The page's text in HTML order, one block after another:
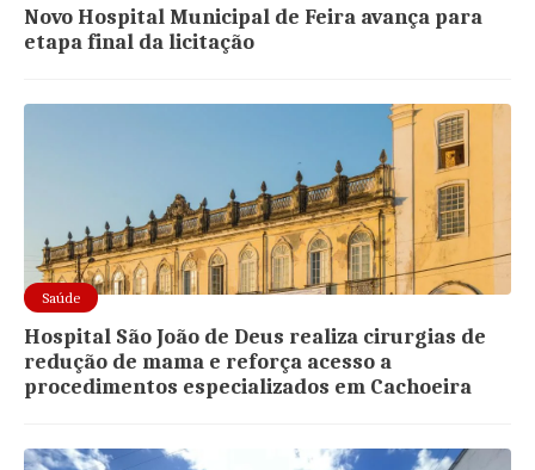
Novo Hospital Municipal de Feira avança para
etapa final da licitação
Saúde
Hospital São João de Deus realiza cirurgias de
redução de mama e reforça acesso a
procedimentos especializados em Cachoeira